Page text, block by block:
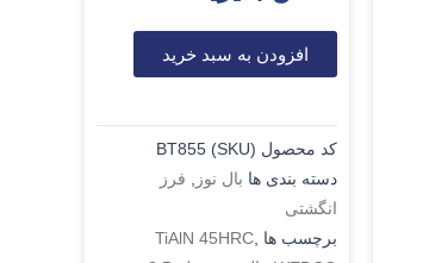
افزودن به سبد خرید
کد محصول (SKU)
BT855
دسته بندی ها بال نوز
فرز
انگشتی
برچسب ها TiAlN 45HRC